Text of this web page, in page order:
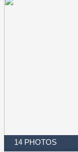
14 PHOTOS